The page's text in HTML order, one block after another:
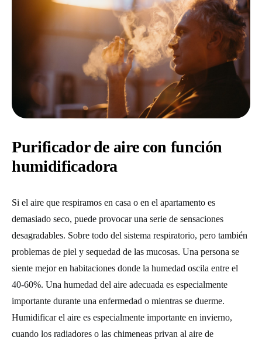
Purificador de aire con función
humidificadora
Si el aire que respiramos en casa o en el apartamento es
demasiado seco, puede provocar una serie de sensaciones
desagradables. Sobre todo del sistema respiratorio, pero también
problemas de piel y sequedad de las mucosas. Una persona se
siente mejor en habitaciones donde la humedad oscila entre el
40-60%. Una humedad del aire adecuada es especialmente
importante durante una enfermedad o mientras se duerme.
Humidificar el aire es especialmente importante en invierno,
cuando los radiadores o las chimeneas privan al aire de